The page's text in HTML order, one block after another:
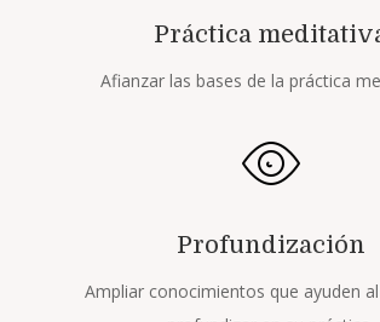
Práctica
Afianzar las bases de la práctica
Profundización
Ampliar conocimientos que ayuden